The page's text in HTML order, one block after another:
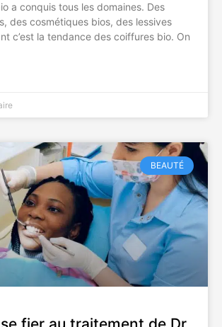
a conquis tous les domaines. Des
des cosmétiques bios, des lessives
c’est la tendance des coiffures bio. On
BEAUTÉ